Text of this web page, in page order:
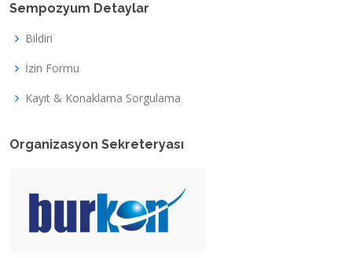
Sempozyum Detaylar
Bildiri
İzin Formu
Kayıt & Konaklama Sorgulama
Organizasyon Sekreteryası